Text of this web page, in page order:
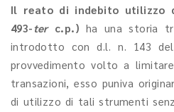
Il reato di indebito utilizzo
493-terc.p.) ha una storia
introdotto con d.l. n. 143
provvedimento volto a
transazioni, esso puniva
di utilizzo di tali strumenti